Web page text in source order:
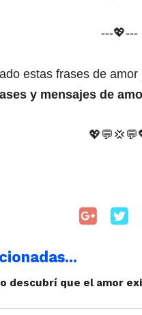
---💖---
estas frases de
y mensajes de
💖💬 💢 💬
descubrí que el amor